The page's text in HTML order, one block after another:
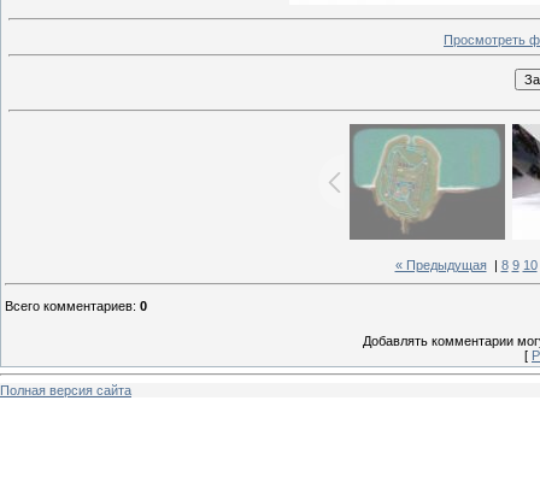
Просмотреть
« Предыдущая| 8 9 10
Всего комментариев: 0
Добавлять комментарии
[
Полная версия сайта